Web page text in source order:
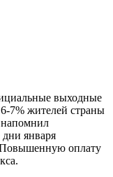
выходные
7% жителей страны
напомнил
января
оплату